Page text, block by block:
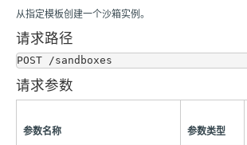
从指定模板创建一个沙箱实例。
请求路径
请求参数
参数名称 参数类型